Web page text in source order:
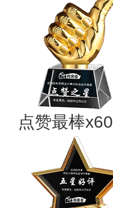
点赞最棒x60